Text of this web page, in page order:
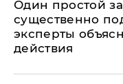
Один простой
существенно
эксперты
действия